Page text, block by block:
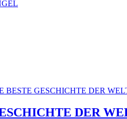
DER